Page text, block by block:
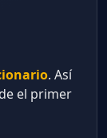
. Así
el primer